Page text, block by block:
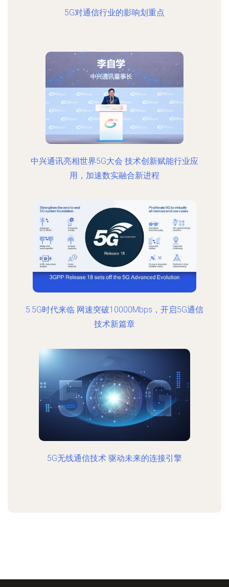
5G对通信行业的影响划重点
中兴通讯亮相世界5G大会 技术创新赋能行业应
用，加速数实融合新进程
5.5G时代来临 网速突破10000Mbps，开启5G通信
技术新篇章
5G无线通信技术 驱动未来的连接引擎